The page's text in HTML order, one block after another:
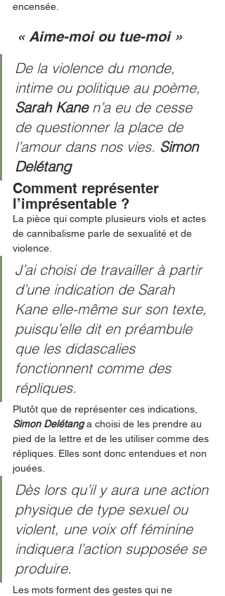
encensée.
« Aime-moi ou tue-moi »
De la violence du monde,
intime ou politique au poème,
Sarah Kane n’a eu de cesse
de questionner la place de
l’amour dans nos vies. Simon
Delétang
Comment représenter
l’imprésentable ?
La pièce qui compte plusieurs viols et actes
de cannibalisme parle de sexualité et de
violence.
J’ai choisi de travailler à partir
d’une indication de Sarah
Kane elle-même sur son texte,
puisqu’elle dit en préambule
que les didascalies
fonctionnent comme des
répliques.
Plutôt que de représenter ces indications,
Simon Delétang a choisi de les prendre au
pied de la lettre et de les utiliser comme des
répliques. Elles sont donc entendues et non
jouées.
Dès lors qu’il y aura une action
physique de type sexuel ou
violent, une voix off féminine
indiquera l’action supposée se
produire.
Les mots forment des gestes qui ne